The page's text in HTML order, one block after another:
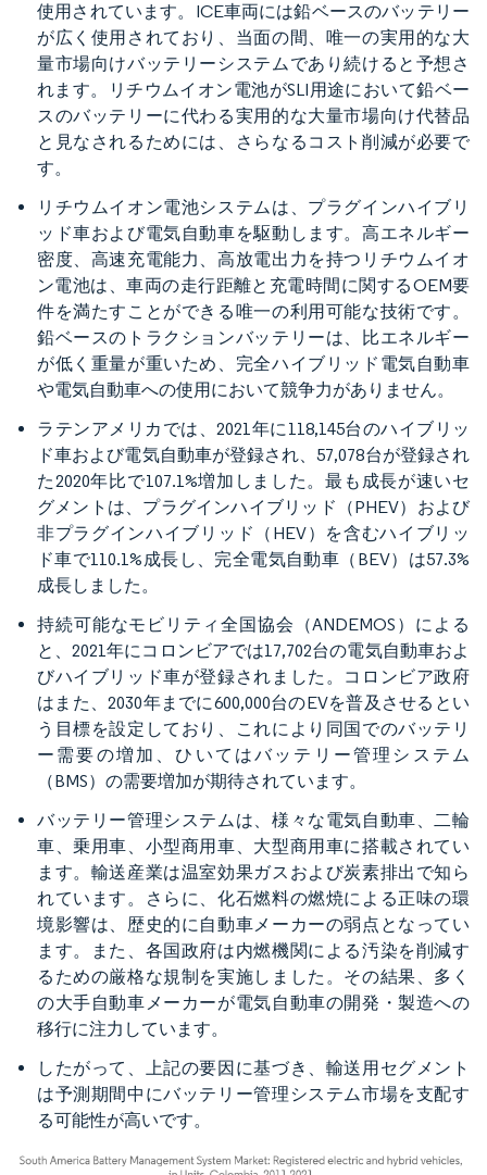
使用されています。ICE車両には鉛ベースのバッテリー
が広く使用されており、当面の間、唯一の実用的な大
量市場向けバッテリーシステムであり続けると予想さ
れます。リチウムイオン電池がSLI用途において鉛ベー
スのバッテリーに代わる実用的な大量市場向け代替品
と見なされるためには、さらなるコスト削減が必要で
す。
リチウムイオン電池システムは、プラグインハイブリ
ッド車および電気自動車を駆動します。高エネルギー
密度、高速充電能力、高放電出力を持つリチウムイオ
ン電池は、車両の走行距離と充電時間に関するOEM要
件を満たすことができる唯一の利用可能な技術です。
鉛ベースのトラクションバッテリーは、比エネルギー
が低く重量が重いため、完全ハイブリッド電気自動車
や電気自動車への使用において競争力がありません。
ラテンアメリカでは、2021年に118,145台のハイブリッ
ド車および電気自動車が登録され、57,078台が登録され
た2020年比で107.1%増加しました。最も成長が速いセ
グメントは、プラグインハイブリッド（PHEV）および
非プラグインハイブリッド（HEV）を含むハイブリッ
ド車で110.1%成長し、完全電気自動車（BEV）は57.3%
成長しました。
持続可能なモビリティ全国協会（ANDEMOS）による
と、2021年にコロンビアでは17,702台の電気自動車およ
びハイブリッド車が登録されました。コロンビア政府
はまた、2030年までに600,000台のEVを普及させるとい
う目標を設定しており、これにより同国でのバッテリ
ー需要の増加、ひいてはバッテリー管理システム
（BMS）の需要増加が期待されています。
バッテリー管理システムは、様々な電気自動車、二輪
車、乗用車、小型商用車、大型商用車に搭載されてい
ます。輸送産業は温室効果ガスおよび炭素排出で知ら
れています。さらに、化石燃料の燃焼による正味の環
境影響は、歴史的に自動車メーカーの弱点となってい
ます。また、各国政府は内燃機関による汚染を削減す
るための厳格な規制を実施しました。その結果、多く
の大手自動車メーカーが電気自動車の開発・製造への
移行に注力しています。
したがって、上記の要因に基づき、輸送用セグメント
は予測期間中にバッテリー管理システム市場を支配す
る可能性が高いです。